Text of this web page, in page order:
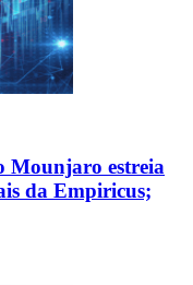
estreia
da Empiricus;